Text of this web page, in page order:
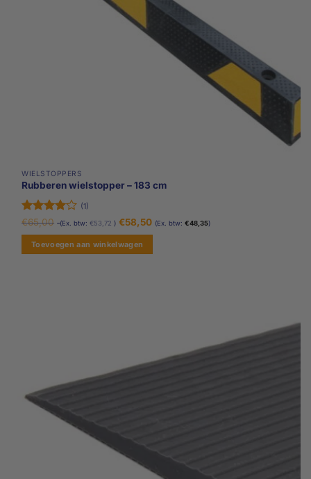
WIELSTOPPERS
Rubberen wielstopper – 183 cm
Gewaardeerd
4uit 5
(1)
Oorspronkelijke
was:
€65,00.
€65,00 Huidige
€65,00.
(Ex. btw: €53,72 ) €58,50 (Ex. btw:€48,35)
Toevoegen aan winkelwagen